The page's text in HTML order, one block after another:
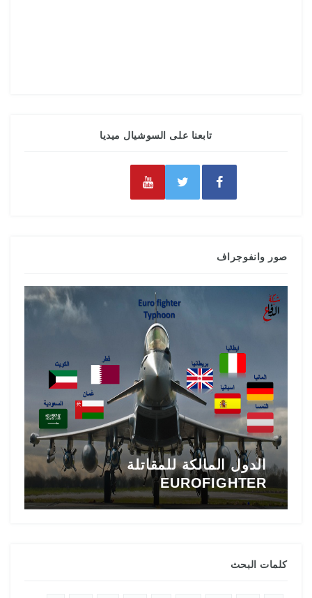
تابعنا على السوشيال ميديا
صور وانفوجراف
الدول المالكة للمقاتلة
EUROFIGHTER
كلمات البحث